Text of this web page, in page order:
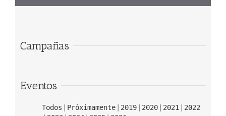
Campañas
Eventos
Todos Próximamente 2019 2020 2021
2022